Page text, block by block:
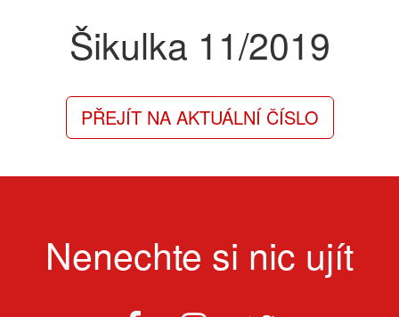
Šikulka 11/2019
PŘEJÍT NA AKTUÁLNÍ ČÍSLO
Nenechte si nic ujít